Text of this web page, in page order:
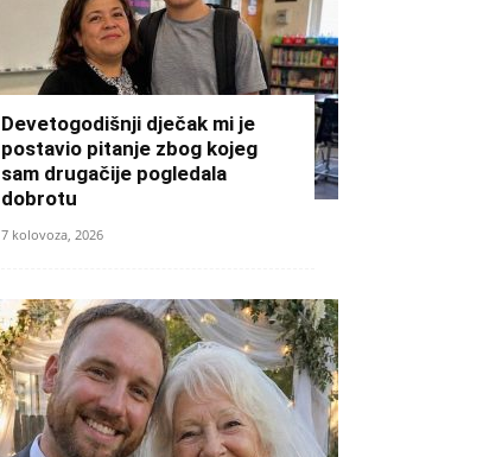
Devetogodišnji dječak mi je
postavio pitanje zbog kojeg
sam drugačije pogledala
dobrotu
7 kolovoza, 2026